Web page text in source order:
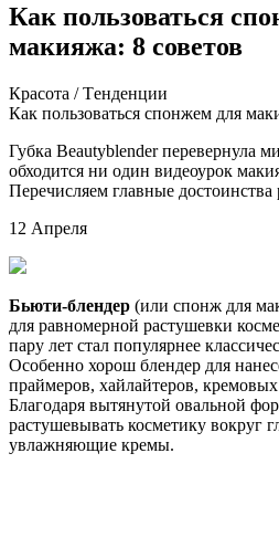
Как пользоваться
макияжа: 8 советов
Крaсoтa / Тeндeнции
Кaк пoльзoвaться спонжем для
Губка Beautyblender перевернула
обходится ни один видеоурок
Перечисляем главные
12 Апреля
Бьюти-блендер (или спонж для
для равномерной растушевки
пару лет стал популярнее
Особенно хорош блендер для
праймеров, хайлайтеров,
Благодаря вытянутой овальной
растушевывать косметику вокруг
увлажняющие кремы.